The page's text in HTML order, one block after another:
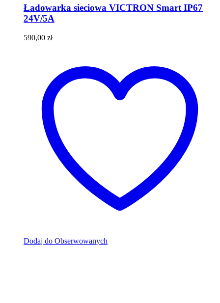
Ładowarka sieciowa VICTRON Smart IP67
24V/5A
590,00 zł
Dodaj do Obserwowanych